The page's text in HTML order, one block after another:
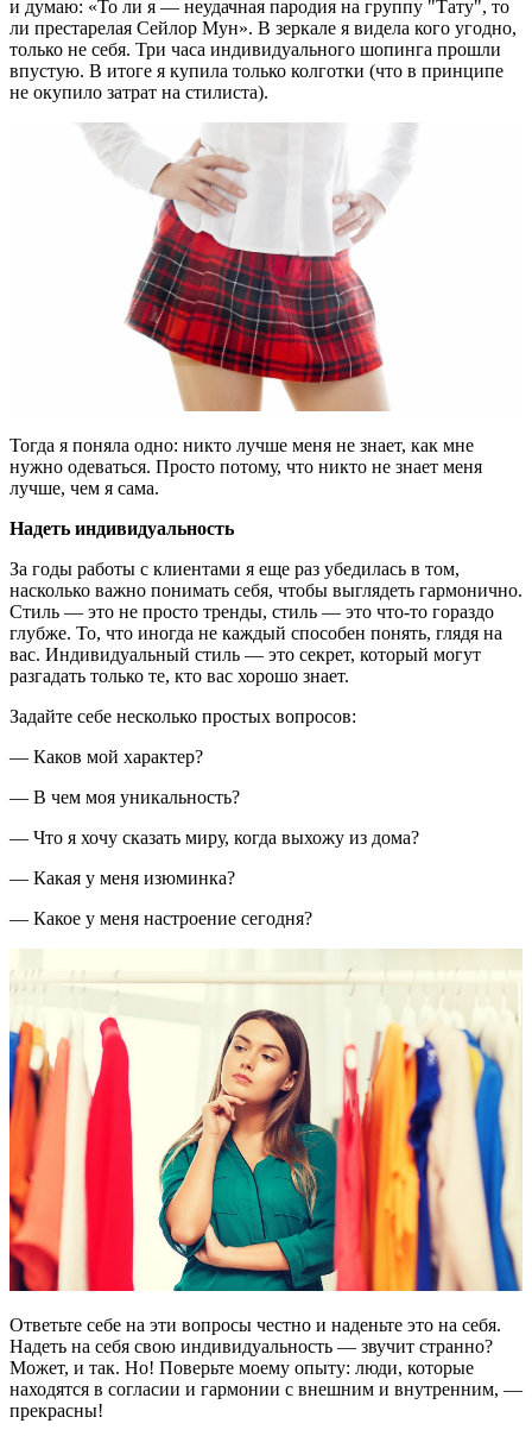
и думаю: «То ли я — неудачная пародия на группу "Тату", то
ли престарелая Сейлор Мун». В зеркале я видела кого угодно,
только не себя. Три часа индивидуального шопинга прошли
впустую. В итоге я купила только колготки (что в принципе
не окупило затрат на стилиста).
Тогда я поняла одно: никто лучше меня не знает, как мне
нужно одеваться. Просто потому, что никто не знает меня
лучше, чем я сама.
Надеть индивидуальность
За годы работы с клиентами я еще раз убедилась в том,
насколько важно понимать себя, чтобы выглядеть гармонично.
Стиль — это не просто тренды, стиль — это что-то гораздо
глубже. То, что иногда не каждый способен понять, глядя на
вас. Индивидуальный стиль — это секрет, который могут
разгадать только те, кто вас хорошо знает.
Задайте себе несколько простых вопросов:
— Каков мой характер?
— В чем моя уникальность?
— Что я хочу сказать миру, когда выхожу из дома?
— Какая у меня изюминка?
— Какое у меня настроение сегодня?
Ответьте себе на эти вопросы честно и наденьте это на себя.
Надеть на себя свою индивидуальность — звучит странно?
Может, и так. Но! Поверьте моему опыту: люди, которые
находятся в согласии и гармонии с внешним и внутренним, —
прекрасны!